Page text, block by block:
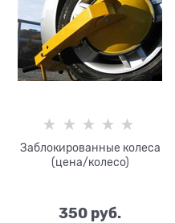
Заблокированные колеса
(цена/колесо)
350 руб.